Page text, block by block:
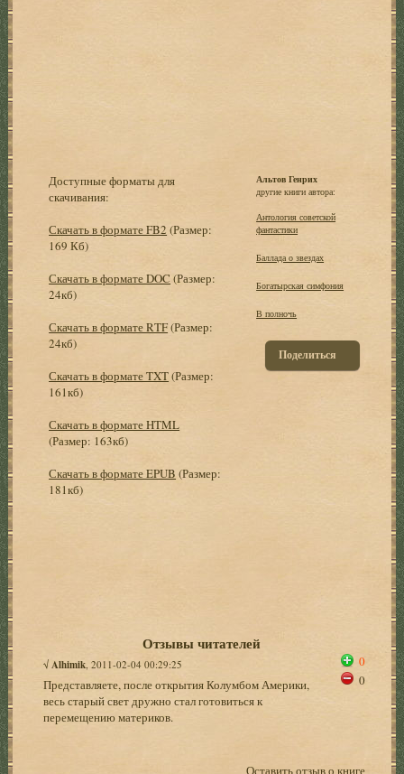
Доступные форматы для
скачивания:
Скачать в формате FB2 (Размер:
169 Кб)
Скачать в формате DOC (Размер:
24кб)
Скачать в формате RTF(Размер:
24кб)
Скачать в формате TXT(Размер:
161кб)
Скачать в формате HTML
(Размер: 163кб)
Скачать в формате EPUB (Размер:
181кб)
Альтов Генрих
другие книги автора:
Антология советской
фантастики
Баллада о звездах
Богатырская симфония
В полночь
Поделиться
Отзывы читателей
√ Alhimik , 2011-02-04 00:29:25
Представляете, после открытия Колумбом Америки,
весь старый свет дружно стал готовиться к
перемещению материков.
0
0
Оставить отзыв о книге